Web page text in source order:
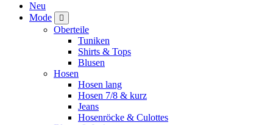
Neu
Mode
Oberteile
Tuniken
Shirts & Tops
Blusen
Hosen
Hosen lang
Hosen 7/8 & kurz
Jeans
Hosenröcke & Culottes